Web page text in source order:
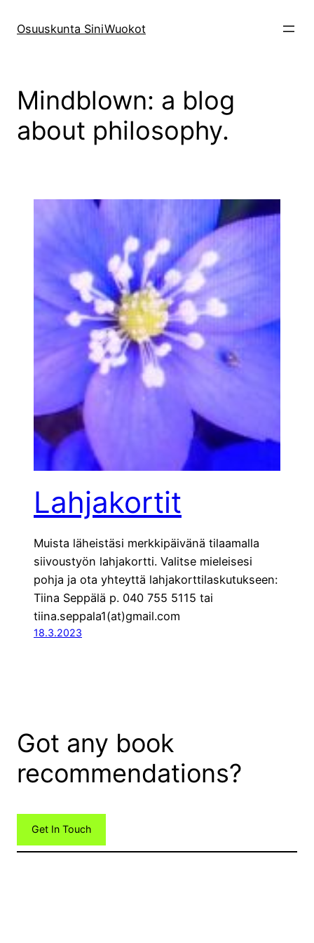
sisältöön
Osuuskunta SiniWuokot
Mindblown: a blog
about philosophy.
Lahjakortit
Muista läheistäsi merkkipäivänä tilaamalla
siivoustyön lahjakortti. Valitse mieleisesi
pohja ja ota yhteyttä lahjakorttilaskutukseen:
Tiina Seppälä p. 040 755 5115 tai
tiina.seppala1(at)gmail.com
18.3.2023
Got any book
recommendations?
Get In Touch